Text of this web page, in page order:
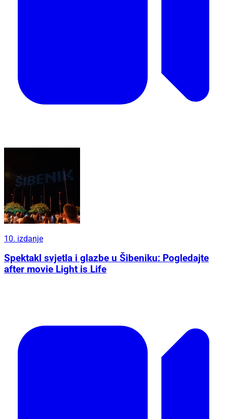
10. izdanje
Spektakl svjetla i glazbe u Šibeniku: Pogledajte
after movie Light is Life